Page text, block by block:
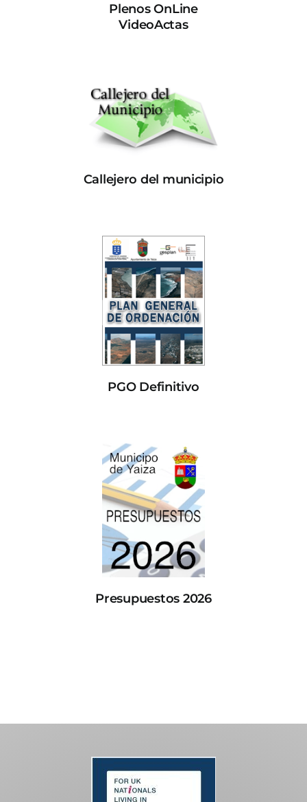
Plenos OnLine
VideoActas
Callejero del municipio
PGO Definitivo
Presupuestos 2026